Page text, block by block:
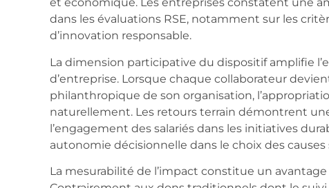
dans les évaluations RSE, notamment sur les
d’innovation responsable.
La dimension participative du dispositif amplifie
d’entreprise. Lorsque chaque collaborateur
philanthropique de son organisation,
naturellement. Les retours terrain démontrent
l’engagement des salariés dans les initiatives
autonomie décisionnelle dans le choix des
La mesurabilité de l’impact constitue un